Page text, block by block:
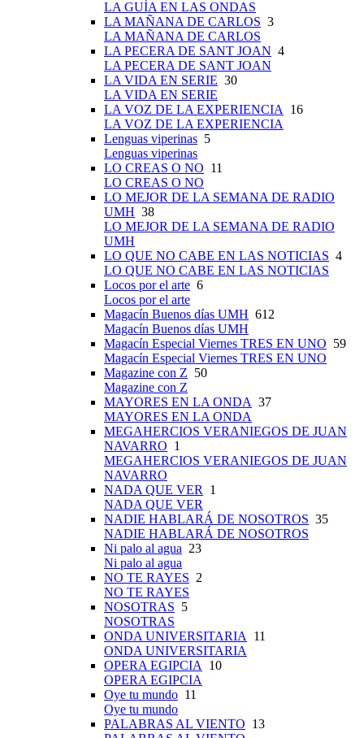
LA GUÍA EN LAS ONDAS
LA MAÑANA DE CARLOS 3
LA MAÑANA DE CARLOS
LA PECERA DE SANT JOAN 4
LA PECERA DE SANT JOAN
LA VIDA EN SERIE 30
LA VIDA EN SERIE
LA VOZ DE LA EXPERIENCIA
16
LA VOZ DE LA EXPERIENCIA
Lenguas viperinas 5
Lenguas viperinas
LO CREAS O NO 11
LO CREAS O NO
LO MEJOR DE LA SEMANA DE RADIO
UMH 38
LO MEJOR DE LA SEMANA DE RADIO
UMH
LO QUE NO CABE EN LAS NOTICIAS 4
LO QUE NO CABE EN LAS NOTICIAS
Locos por el arte 6
Locos por el arte
Magacín Buenos días UMH 612
Magacín Buenos días UMH
Magacín Especial Viernes TRES EN UNO 59
Magacín Especial Viernes TRES EN UNO
Magazine con Z 50
Magazine con Z
MAYORES EN LA ONDA 37
MAYORES EN LA ONDA
MEGAHERCIOS VERANIEGOS DE JUAN
NAVARRO 1
MEGAHERCIOS VERANIEGOS DE JUAN
NAVARRO
NADA QUE VER
1
NADA QUE VER
NADIE HABLARÁ DE NOSOTROS 35
NADIE HABLARÁ DE NOSOTROS
Ni palo al agua 23
Ni palo al agua
NO TE RAYES 2
NO TE RAYES
NOSOTRAS 5
NOSOTRAS
ONDA UNIVERSITARIA
11
ONDA UNIVERSITARIA
OPERA EGIPCIA
10
OPERA EGIPCIA
Oye tu mundo 11
Oye tu mundo
PALABRAS AL VIENTO 13